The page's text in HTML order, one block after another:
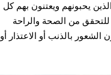
يحبونهم ويعتنون بهم كل
من الصحة والراحة
الشعور بالذنب أو الاعتذار أو